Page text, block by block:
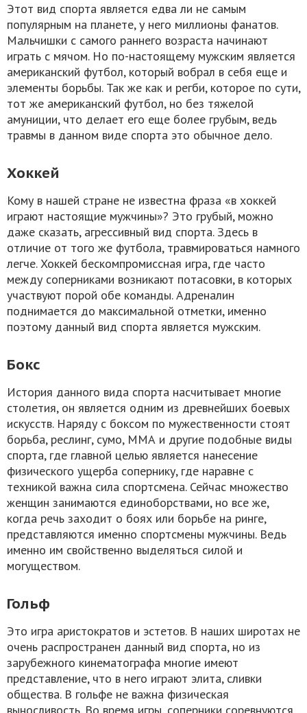
Этот вид спорта является едва ли не самым
популярным на планете, у него миллионы фанатов.
Мальчишки с самого раннего возраста начинают
играть с мячом. Но по-настоящему мужским является
американский футбол, который вобрал в себя еще и
элементы борьбы. Так же как и регби, которое по сути,
тот же американский футбол, но без тяжелой
амуниции, что делает его еще более грубым, ведь
травмы в данном виде спорта это обычное дело.
Хоккей
Кому в нашей стране не известна фраза «в хоккей
играют настоящие мужчины»? Это грубый, можно
даже сказать, агрессивный вид спорта. Здесь в
отличие от того же футбола, травмироваться намного
легче. Хоккей бескомпромиссная игра, где часто
между соперниками возникают потасовки, в которых
участвуют порой обе команды. Адреналин
поднимается до максимальной отметки, именно
поэтому данный вид спорта является мужским.
Бокс
История данного вида спорта насчитывает многие
столетия, он является одним из древнейших боевых
искусств. Наряду с боксом по мужественности стоят
борьба, реслинг, сумо, ММА и другие подобные виды
спорта, где главной целью является нанесение
физического ущерба сопернику, где наравне с
техникой важна сила спортсмена. Сейчас множество
женщин занимаются единоборствами, но все же,
когда речь заходит о боях или борьбе на ринге,
представляются именно спортсмены мужчины. Ведь
именно им свойственно выделяться силой и
могуществом.
Гольф
Это игра аристократов и эстетов. В наших широтах не
очень распространен данный вид спорта, но из
зарубежного кинематографа многие имеют
представление, что в него играют элита, сливки
общества. В гольфе не важна физическая